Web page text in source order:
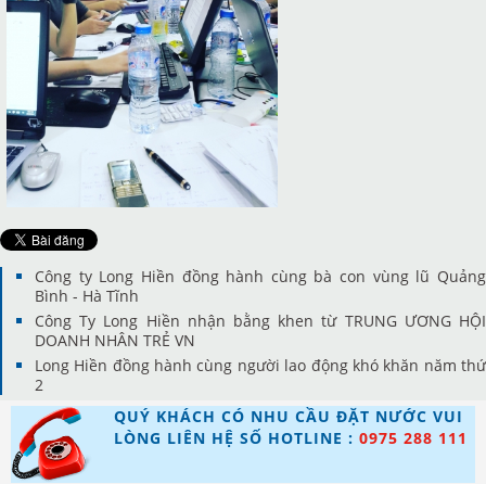
Công ty Long Hiền đồng hành cùng bà con vùng lũ Quảng
Bình - Hà Tĩnh
Công Ty Long Hiền nhận bằng khen từ TRUNG ƯƠNG HỘI
DOANH NHÂN TRẺ VN
Long Hiền đồng hành cùng người lao động khó khăn năm thứ
2
QUÝ KHÁCH CÓ NHU CẦU ĐẶT NƯỚC VUI
LÒNG LIÊN HỆ SỐ HOTLINE : 0975 288 111